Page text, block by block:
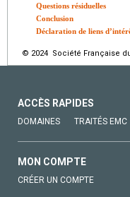
Questions résiduelles
Conclusion
Déclaration de liens
© 2024 Société Française
ACCÈS RAPIDES
DOMAINES TRAITÉS EMC
MON COMPTE
CRÉER UN COMPTE